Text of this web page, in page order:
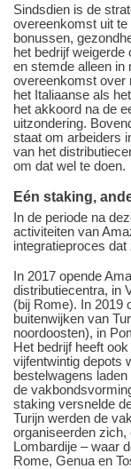
Sindsdien is de
overeenkomst uit te
bonussen,
het bedrijf
en stemde alleen in
overeenkomst over
het Italiaanse als
het akkoord na de
uitzondering.
staat om arbeiders
van het
om dat wel te doen.
Eén staking,
In de periode na
activiteiten van
integratieproces
In 2017 opende
distributiecentra, in
(bij Rome). In 2019
buitenwijken van
noordoosten), in
Het bedrijf heeft
vijfentwintig depots
bestelwagens
de
staking versnelde
Turijn werden de
organiseerden zich,
Lombardije – waar
Rome, Genua en